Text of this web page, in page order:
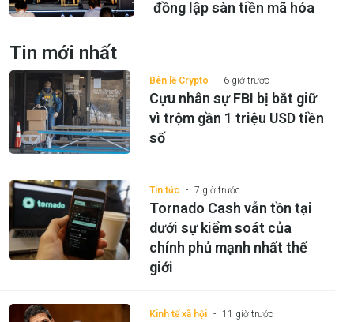
đồng lập sàn tiền mã hóa
Tin mới nhất
Bên lề Crypto 6 giờ trước
Cựu nhân sự FBI bị bắt giữ
vì trộm gần 1 triệu USD tiền
số
Tin tức 7 giờ trước
Tornado Cash vẫn tồn tại
dưới sự kiểm soát của
chính phủ mạnh nhất thế
giới
Kinh tế xã hội 11 giờ trước